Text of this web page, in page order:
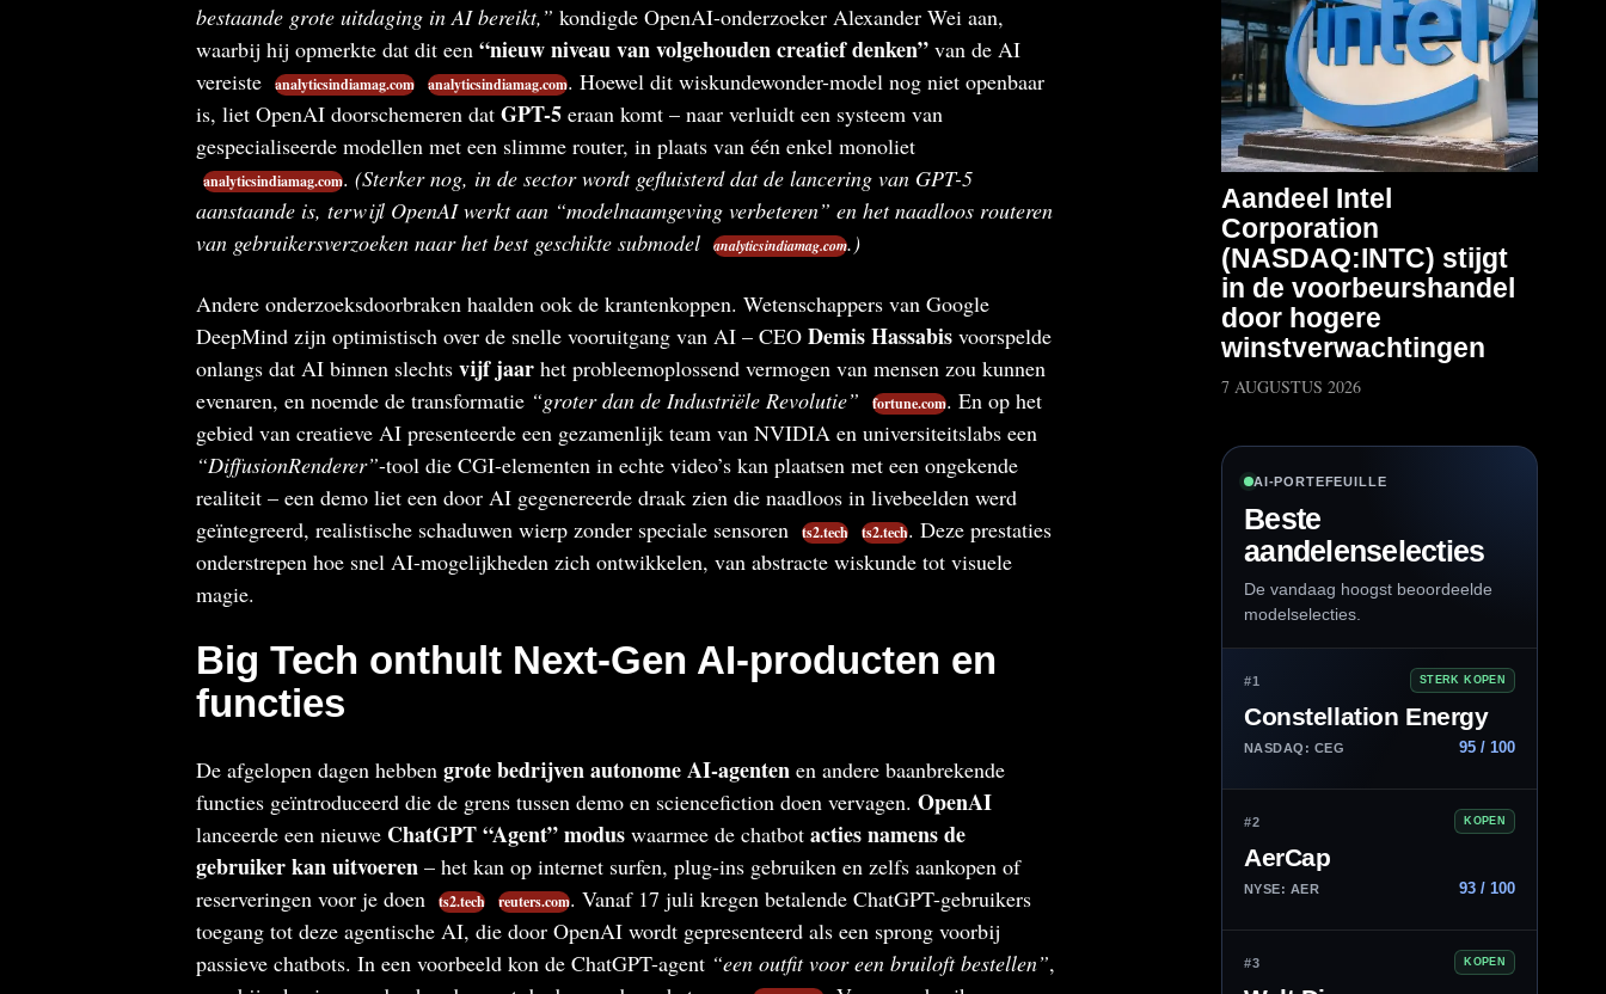
bestaande grote uitdaging in AI bereikt,” kondigde OpenAI-onderzoeker Alexander Wei aan,
waarbij hij opmerkte dat dit een “nieuw niveau van volgehouden creatief denken”van de AI
vereiste
analyticsindiamag.com analyticsindiamag.com. Hoewel dit wiskundewonder-model nog niet openbaar
is, liet OpenAI doorschemeren dat GPT-5eraan komt – naar verluidt een systeem van
gespecialiseerde modellen met een slimme router, in plaats van één enkel monoliet
analyticsindiamag.com. (Sterker nog, in de sector wordt gefluisterd dat de lancering van GPT-5
aanstaande is, terwijl OpenAI werkt aan “modelnaamgeving verbeteren” en het naadloos routeren
van gebruikersverzoeken naar het best geschikte submodel
analyticsindiamag.com.)
Andere onderzoeksdoorbraken haalden ook de krantenkoppen. Wetenschappers van Google
DeepMind zijn optimistisch over de snelle vooruitgang van AI – CEO Demis Hassabisvoorspelde
onlangs dat AI binnen slechts vijf jaarhet probleemoplossend vermogen van mensen zou kunnen
evenaren, en noemde de transformatie “groter dan de Industriële Revolutie” fortune.com. En op het
gebied van creatieve AI presenteerde een gezamenlijk team van NVIDIA en universiteitslabs een
“DiffusionRenderer”-tool die CGI-elementen in echte video’s kan plaatsen met een ongekende
realiteit – een demo liet een door AI gegenereerde draak zien die naadloos in livebeelden werd
geïntegreerd, realistische schaduwen wierp zonder speciale sensoren
ts2.tech ts2.tech. Deze prestaties
onderstrepen hoe snel AI-mogelijkheden zich ontwikkelen, van abstracte wiskunde tot visuele
magie.
Big Tech onthult Next-Gen AI-producten en
functies
De afgelopen dagen hebben grote bedrijven autonome AI-agentenen andere baanbrekende
functies geïntroduceerd die de grens tussen demo en sciencefiction doen vervagen. OpenAI
lanceerde een nieuwe ChatGPT “Agent” moduswaarmee de chatbot acties namens de
gebruiker kan uitvoeren– het kan op internet surfen, plug-ins gebruiken en zelfs aankopen of
reserveringen voor je doen
ts2.tech reuters.com. Vanaf 17 juli kregen betalende ChatGPT-gebruikers
toegang tot deze agentische AI, die door OpenAI wordt gepresenteerd als een sprong voorbij
passieve chatbots. In een voorbeeld kon de ChatGPT-agent “een outfit voor een bruiloft bestellen”,
Aandeel Intel
Corporation
(NASDAQ:INTC) stijgt
in de voorbeurshandel
door hogere
winstverwachtingen
7 AUGUSTUS 2026
AI-PORTEFEUILLE
Beste
aandelenselecties
De vandaag hoogst beoordeelde
modelselecties.
#1 STERK KOPEN
Constellation Energy
NASDAQ: CEG 95 / 100
#2 KOPEN
AerCap
NYSE: AER 93 / 100
#3 KOPEN